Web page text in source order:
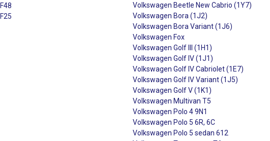
Volkswagen Beetle New Cabrio (1Y7)
Volkswagen Bora (1J2)
Volkswagen Bora Variant (1J6)
Volkswagen Fox
Volkswagen Golf III (1H1)
Volkswagen Golf IV (1J1)
Volkswagen Golf IV Cabriolet (1E7)
Volkswagen Golf IV Variant (1J5)
Volkswagen Golf V (1K1)
Volkswagen Multivan T5
Volkswagen Polo 4 9N1
Volkswagen Polo 5 6R, 6C
Volkswagen Polo 5 sedan 612